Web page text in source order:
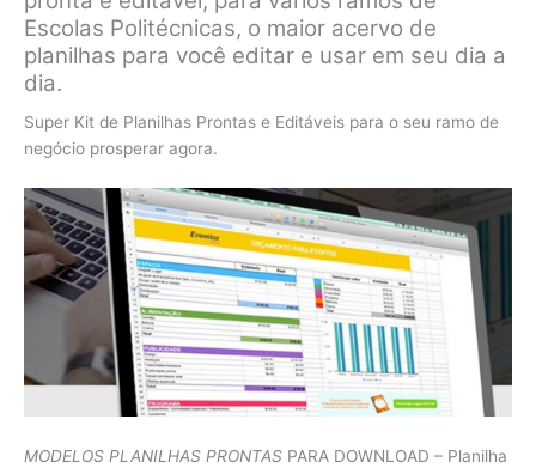
Escolas Politécnicas, o maior acervo de
planilhas para você editar e usar em seu dia a
dia.
Super Kit de Planilhas Prontas e Editáveis para o seu ramo de
negócio prosperar agora.
MODELOS PLANILHAS PRONTAS PARA DOWNLOAD – Planilha